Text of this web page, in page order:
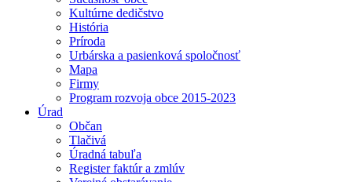
Kultúrne dedičstvo
História
Príroda
Urbárska a pasienková spoločnosť
Mapa
Firmy
Program rozvoja obce 2015-2023
Úrad
Občan
Tlačivá
Úradná tabuľa
Register faktúr a zmlúv